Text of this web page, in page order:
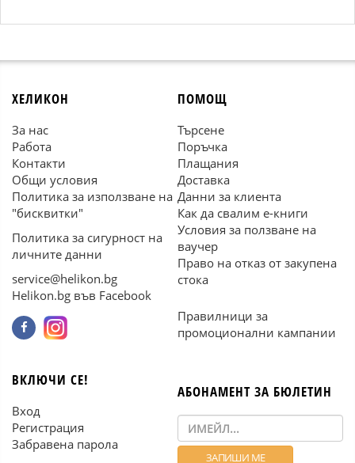
ХЕЛИКОН
За нас
Работа
Контакти
Общи условия
Политика за използване на
"бисквитки"
Политика за сигурност на
личните данни
service@helikon.bg
Helikon.bg във Facebook
ПОМОЩ
Търсене
Поръчка
Плащания
Доставка
Данни за клиента
Как да свалим е-книги
Условия за ползване на
ваучер
Право на отказ от закупена
стока
Правилници за
промоционални кампании
ВКЛЮЧИ СЕ!
Вход
Регистрация
Забравена парола
АБОНАМЕНТ ЗА БЮЛЕТИН